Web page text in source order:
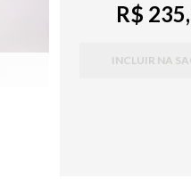
R$
INCLUIR NA